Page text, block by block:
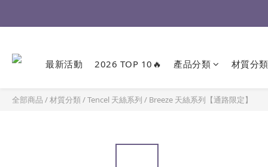
最新活動 2026 TOP 10🔥 產品分類 材質分類
全部商品 /材質分類/Tencel 天絲系列 / Breeze 天絲系列【通路限定】